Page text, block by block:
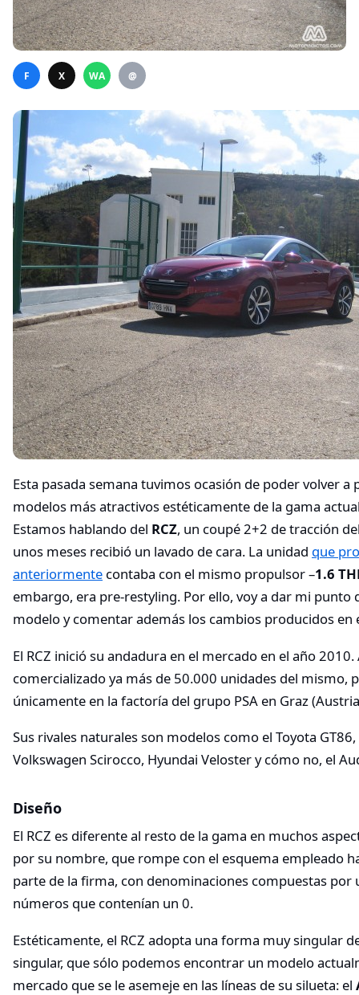
F X WA @
Esta pasada semana tuvimos ocasión de poder volver a
modelos más atractivos estéticamente de la gama
Estamos hablando del RCZ, un coupé 2+2 de tracción
unos meses recibió un lavado de cara. La unidad que
anteriormente contaba con el mismo propulsor –1.6
embargo, era pre-restyling. Por ello, voy a dar mi punto
modelo y comentar además los cambios producidos en
El RCZ inició su andadura en el mercado en el año 2010.
comercializado ya más de 50.000 unidades del mismo,
únicamente en la factoría del grupo PSA en Graz
Sus rivales naturales son modelos como el Toyota GT86,
Volkswagen Scirocco, Hyundai Veloster y cómo no, el
Diseño
El RCZ es diferente al resto de la gama en muchos
por su nombre, que rompe con el esquema empleado
parte de la firma, con denominaciones compuestas por
números que contenían un 0.
Estéticamente, el RCZ adopta una forma muy singular
singular, que sólo podemos encontrar un modelo
mercado que se le asemeje en las líneas de su silueta: el